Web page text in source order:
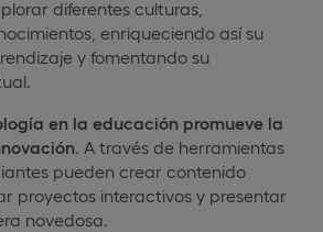
diferentes culturas,
enriqueciendo así su
y fomentando su
en la educación promueve la
. A través de herramientas
pueden crear contenido
proyectos interactivos y presentar
novedosa.